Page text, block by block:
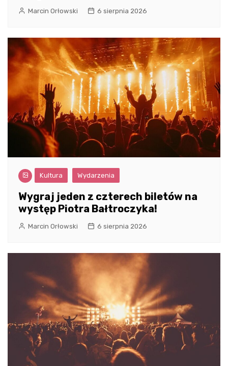
Marcin Orłowski 6 sierpnia 2026
Kultura Wydarzenia
Wygraj jeden z czterech biletów na
występ Piotra Bałtroczyka!
Marcin Orłowski 6 sierpnia 2026